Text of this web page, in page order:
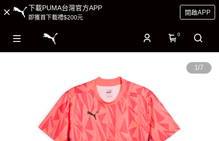
下載PUMA台灣官方APP
即獲首下載禮$200元
開啟APP
0
1/7